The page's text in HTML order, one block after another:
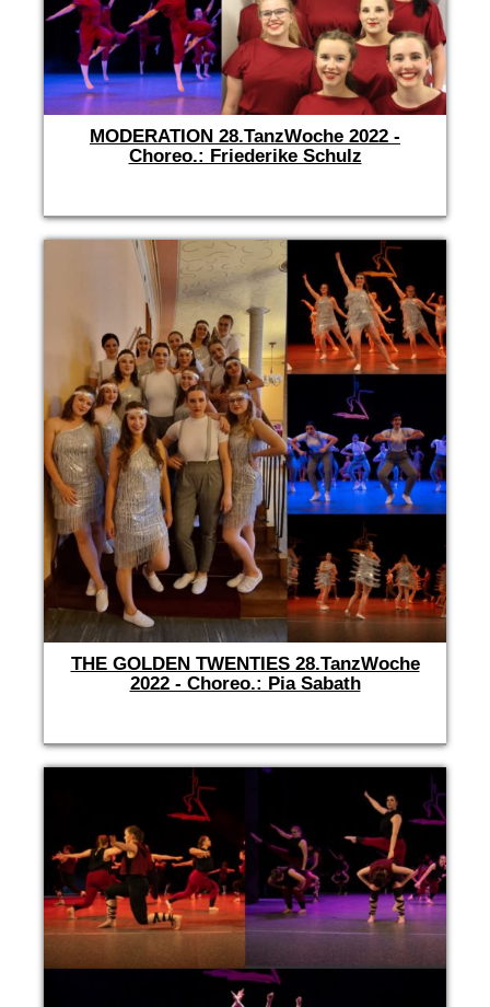
MODERATION 28.TanzWoche 2022 -
Choreo.: Friederike Schulz
THE GOLDEN TWENTIES 28.TanzWoche
2022 - Choreo.: Pia Sabath